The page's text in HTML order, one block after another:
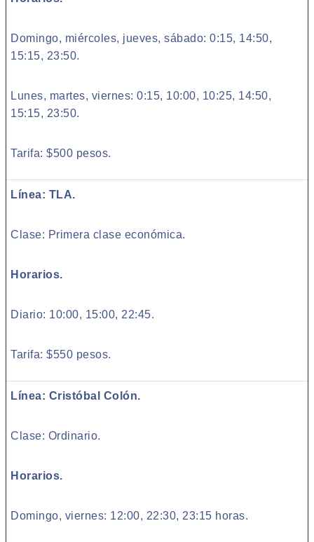
Domingo, miércoles, jueves, sábado: 0:15, 14:50,
15:15, 23:50.
Lunes, martes, viernes: 0:15, 10:00, 10:25, 14:50,
15:15, 23:50.
Tarifa: $500 pesos.
Línea: TLA.
Clase: Primera clase económica.
Horarios.
Diario: 10:00, 15:00, 22:45.
Tarifa: $550 pesos.
Línea: Cristóbal Colón.
Clase: Ordinario.
Horarios.
Domingo, viernes: 12:00, 22:30, 23:15 horas.